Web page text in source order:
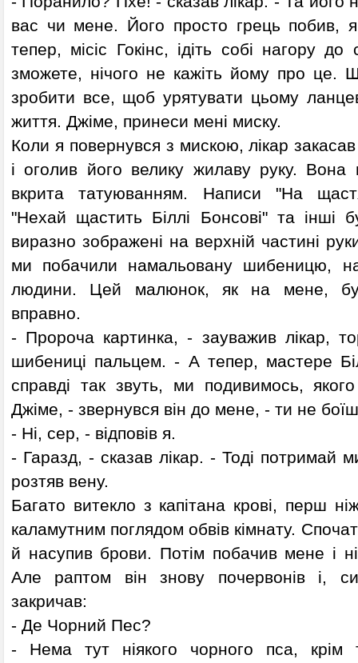
вас чи мене. Його просто грець побив,
тепер, місіс Гокінс, ідіть собі нагору до
зможете, нічого не кажіть йому про
зробити все, щоб урятувати цьому
життя. Джіме, принеси мені миску.
Коли я повернувся з мискою, лікар
і оголив його велику жилаву руку. Вона
вкрита татуюванням. Написи "На
"Нехай щастить Біллі Бонсові" та інші
виразно зображені на верхній частині
ми побачили намальовану шибеницю, на
людини. Цей малюнок, як на мене,
вправно.
- Пророча картинка, - зауважив лікар,
шибениці пальцем. - А тепер, мастере
справді так звуть, ми подивимось,
Джіме, - звернувся він до мене, - ти не
- Ні, сер, - відповів я.
- Гаразд, - сказав лікар. - Тоді потримай
розтяв вену.
Багато витекло з капітана крові, перш
каламутним поглядом обвів кімнату.
й насупив брови. Потім побачив мене і
Але раптом він знову почервонів і,
закричав:
- Де Чорний Пес?
- Нема тут ніякого чорного пса,